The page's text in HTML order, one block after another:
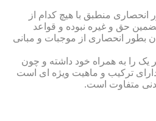
منطبق با هیچ کدام از
حق و غیره نبوده و قواعد
بطور انحصاری از موجبات و مبانی
یک را به همراه خود داشته و چون
دارای ترکیب و ماهیت ویژه ای است
متفاوت است.